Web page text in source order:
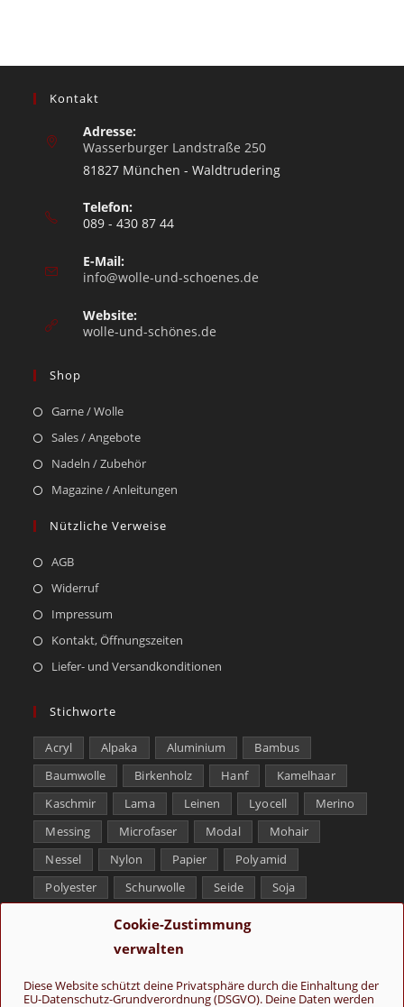
Cookie-Zustimmung
verwalten
Diese Website schützt deine Privatsphäre durch die Einhaltung der
EU-Datenschutz-Grundverordnung (DSGVO). Deine Daten werden
Kontakt
Adresse:
Wasserburger Landstraße 250
81827 München - Waldtrudering
Telefon:
089 - 430 87 44
E-Mail:
info@wolle-und-schoenes.de
Website:
wolle-und-schönes.de
Shop
Garne / Wolle
Sales / Angebote
Nadeln / Zubehör
Magazine / Anleitungen
Nützliche Verweise
AGB
Widerruf
Impressum
Kontakt, Öffnungszeiten
Liefer- und Versandkonditionen
Stichworte
Acryl Alpaka Aluminium
Bambus
Baumwolle
Birkenholz Hanf
Kamelhaar
Kaschmir
Lama Leinen Lyocell
Merino
Messing
Microfaser Modal
Mohair
Nessel
Nylon Papier
Polyamid
Polyester
Schurwolle Seide
Soja
Tencel
Yak
Folge uns